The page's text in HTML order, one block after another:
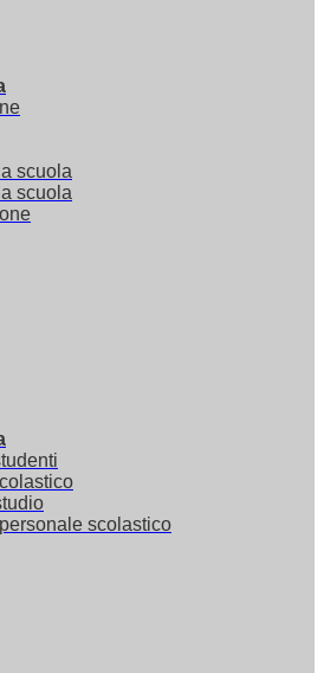
scuola
scuola
scolastico